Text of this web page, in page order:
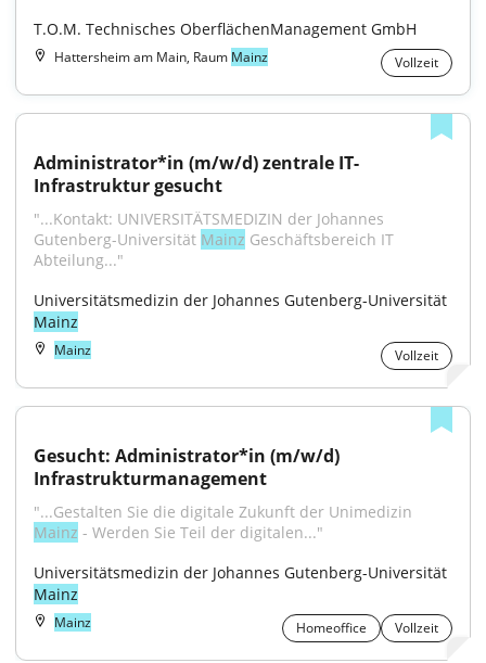
T.O.M. Technisches OberflächenManagement GmbH
Hattersheim am Main, Raum Mainz Vollzeit
Administrator*in (m/w/d) zentrale IT-
Infrastruktur gesucht
"...Kontakt: UNIVERSITÄTSMEDIZIN der Johannes
Gutenberg-Universität Mainz Geschäftsbereich IT
Abteilung..."
Mainz
Mainz Vollzeit
Gesucht: Administrator*in (m/w/d)
Infrastrukturmanagement
Mainz - Werden Sie Teil der digitalen..."
Mainz
Mainz Homeoffice Vollzeit